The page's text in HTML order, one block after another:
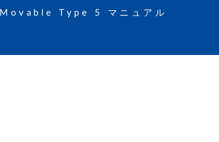
Movable Type 5 マニュアル